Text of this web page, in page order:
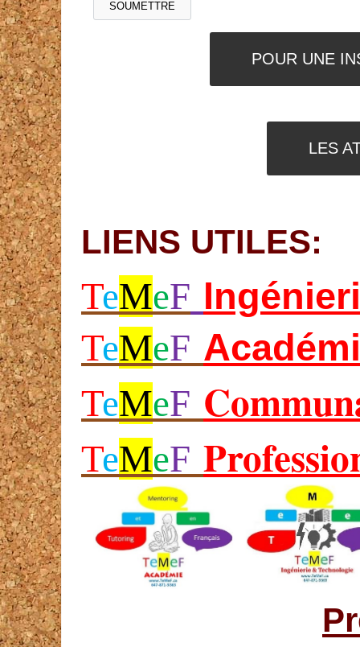
POUR UNE
LES
LIENS UTILES:
TeMeF Ing
TeMeF
TeMeF
TeMeF